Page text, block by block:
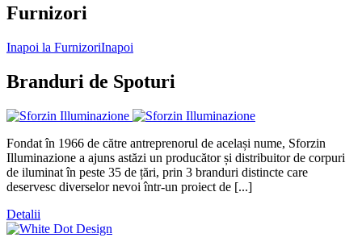
Furnizori
Inapoi la FurnizoriInapoi
Branduri de Spoturi
Fondat în 1966 de către antreprenorul de același nume, Sforzin
Illuminazione a ajuns astăzi un producător și distribuitor de corpuri
de iluminat în peste 35 de țări, prin 3 branduri distincte care
deservesc diverselor nevoi într-un proiect de [...]
Detalii